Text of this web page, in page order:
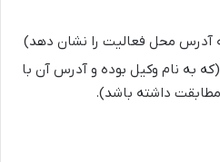
آدرس محل فعالیت را نشان دهد)
به نام وکیل بوده و آدرس آن با
داشته باشد).